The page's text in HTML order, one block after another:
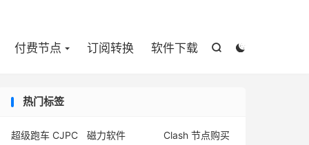


付费节点 订阅转换 软件下载
热门标签
超级跑车 CJPC 磁力软件
Clash 节点购买